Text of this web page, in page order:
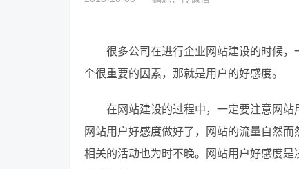
很多公司在进行企业网站建设的时候
个很重要的因素，那就是用户的好感度。
在网站建设的过程中，一定要注意网
网站用户好感度做好了，网站的流量自然
相关的活动也为时不晚。网站用户好感度